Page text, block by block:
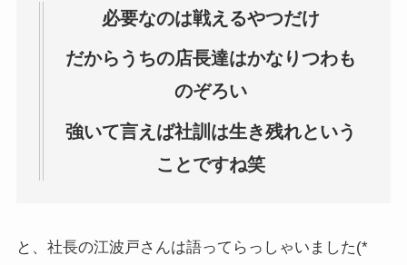
必要なのは戦えるやつだけ
だからうちの店長達はかなりつわも
のぞろい
強いて言えば社訓は生き残れという
ことですね笑
と、社長の江波戸さんは語ってらっしゃいました(*